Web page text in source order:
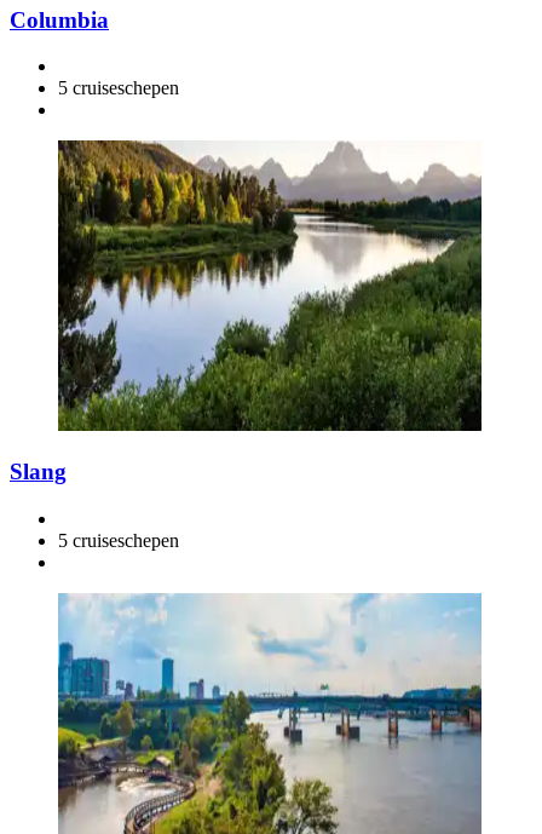
Columbia
5 cruiseschepen
Slang
5 cruiseschepen